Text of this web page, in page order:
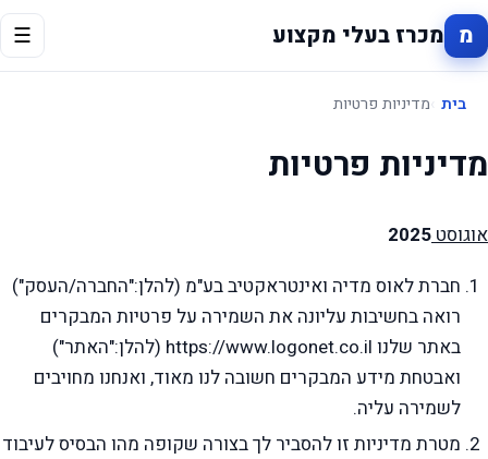
מ מכרז בעלי מקצוע ☰
בית מדיניות פרטיות
מדיניות פרטיות
אוגוסט2025
חברת לאוס מדיה ואינטראקטיב בע"מ (להלן:"החברה/העסק")
רואה בחשיבות עליונה את השמירה על פרטיות המבקרים
באתר שלנו https://www.logonet.co.il (להלן:"האתר")
ואבטחת מידע המבקרים חשובה לנו מאוד, ואנחנו מחויבים
לשמירה עליה.
מטרת מדיניות זו להסביר לך בצורה שקופה מהו הבסיס לעיבוד